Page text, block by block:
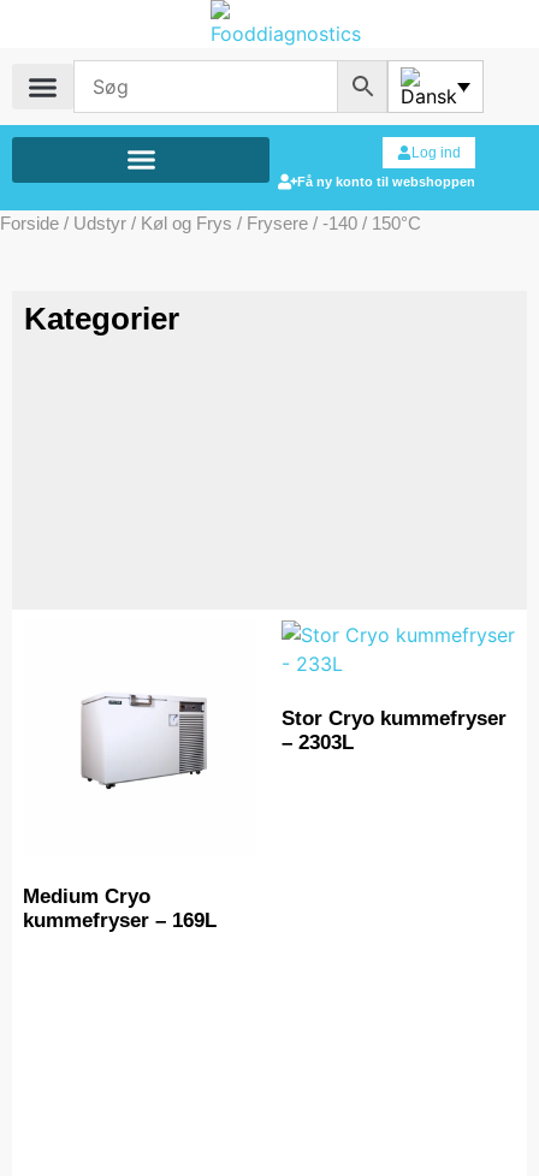
Log ind
Få ny konto til webshoppen
Forside / Udstyr / Køl og Frys / Frysere / -140 / 150°C
Kategorier
Medium Cryo
kummefryser – 169L
Stor Cryo kummefryser
– 2303L